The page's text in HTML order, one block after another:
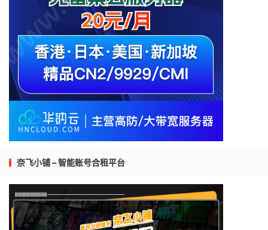
奈飞小铺 – 智能账号合租平台